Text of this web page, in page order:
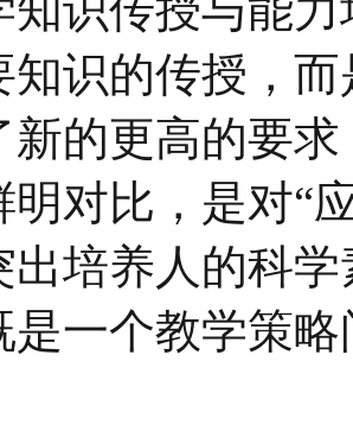
知识的传授，
新的更高的要
明对比，是对“
出培养人的科
是一个教学策